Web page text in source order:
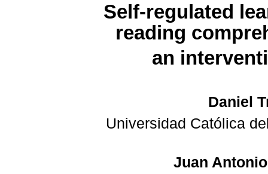
Self-regulated
reading
an
Daniel
Universidad Católica
Juan